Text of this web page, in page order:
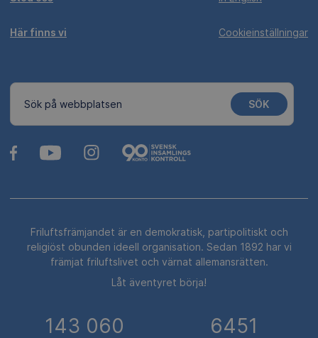
Här finns vi Cookieinställningar
Sök på webbplatsen SÖK
Friluftsfrämjandet är en demokratisk, partipolitiskt och
religiöst obunden ideell organisation. Sedan 1892 har vi
främjat friluftslivet och värnat allemansrätten.
Låt äventyret börja!
143 060 6451